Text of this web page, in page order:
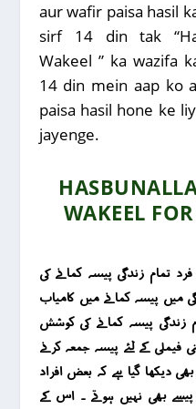
aur wafir paisa hasil
sirf 14 din tak
Wakeel ” ka wazifa
14 din mein aap ko
paisa hasil hone ke
jayenge.
WAKEEL
تمام زندگی پیسہ کمانے کی
میں پیسہ کمانے میں کامیاب
زندگی پیسہ کمانے کی کوشش
فیملی کے لئے پیسہ جمعہ کرنے
دیکھا گیا ہے کہ بعض افراد
پیسے بھی نہیں ہوتے ۔ اس کے